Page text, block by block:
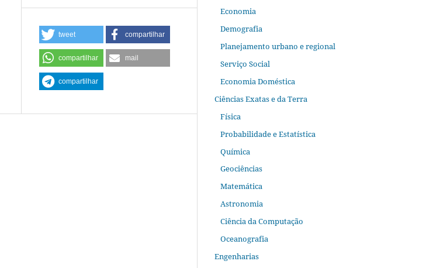
tweet compartilhar
compartilhar mail
compartilhar
Economia
Demografia
Planejamento urbano e regional
Serviço Social
Economia Doméstica
Ciências Exatas e da Terra
Física
Probabilidade e Estatística
Química
Geociências
Matemática
Astronomia
Ciência da Computação
Oceanografia
Engenharias